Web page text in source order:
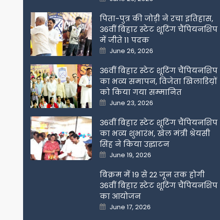
on
पिता-पुत्र की जोड़ी ने रचा इतिहास,
36वीं बिहार स्टेट शूटिंग चैंपियनशिप
में जीते 11 पदक
Posted
on
June 26, 2026
36वीं बिहार स्टेट शूटिंग चैंपियनशिप
का भव्य समापन, विजेता खिलाडिय़ों
को किया गया सम्मानित
Posted
on
June 23, 2026
36वीं बिहार स्टेट शूटिंग चैंपियनशिप
का भव्य शुभारंभ, खेल मंत्री श्रेयसी
सिंह ने किया उद्घाटन
Posted
on
June 19, 2026
बिक्रम में 19 से 22 जून तक होगी
36वीं बिहार स्टेट शूटिंग चैंपियनशिप
का आयोजन
Posted
on
June 17, 2026